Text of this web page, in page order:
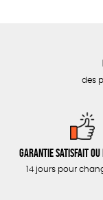
des
Garantie satisfait ou
14 jours pour